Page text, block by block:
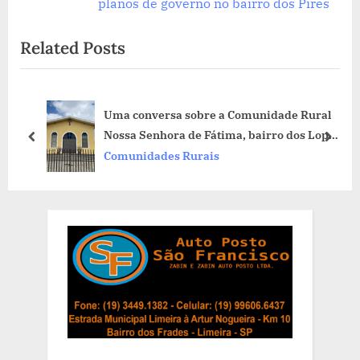
o
u
o
t
P
t
planos de governo no bairro dos Pires
Related Posts
Rural
dos Lopes
Comunidade inaugura a Capela de
com memorial histórico religioso
Comunidades Rurais
prev next